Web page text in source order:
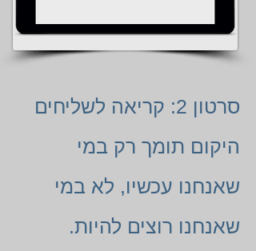
סרטון 2: קריאה לשליחים
היקום תומך רק במי
שאנחנו עכשיו, לא במי
שאנחנו רוצים להיות.